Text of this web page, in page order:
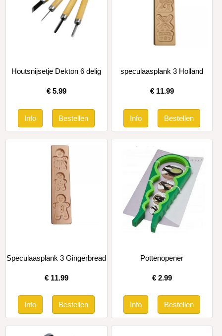
Houtsnijsetje Dekton 6 delig
€ 5.99
speculaasplank 3 Holland
€ 11.99
Speculaasplank 3 Gingerbread
€ 11.99
Pottenopener
€ 2.99